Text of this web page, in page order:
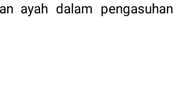
ayah dalam pengasuhan